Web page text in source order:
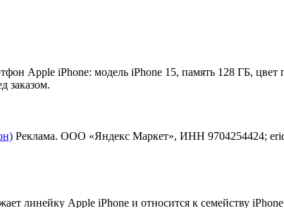
Apple iPhone: модель iPhone 15, память 128 ГБ, цвет
заказом.
Реклама. ООО «Яндекс Маркет», ИНН 9704254424;
линейку Apple iPhone и относится к семейству